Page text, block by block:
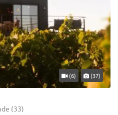
(6) (37)
(33)